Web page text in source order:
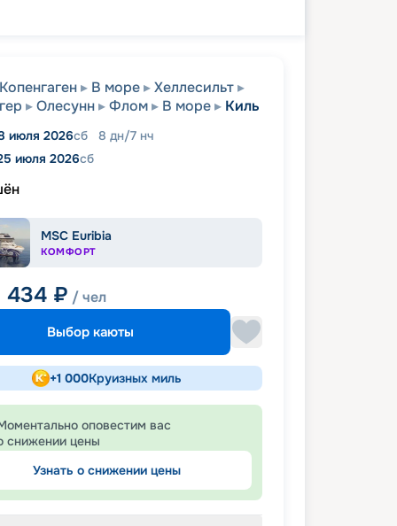
Копенгаген В море
Хеллесильт
Олесунн Флом В море Киль
июля 2026сб 8 дн/7 нч
июля 2026сб
MSC Euribia
КОМФОРТ
434 ₽ / чел
Выбор каюты
+1 000Круизных миль
оповестим вас
снижении цены
Узнать о снижении цены